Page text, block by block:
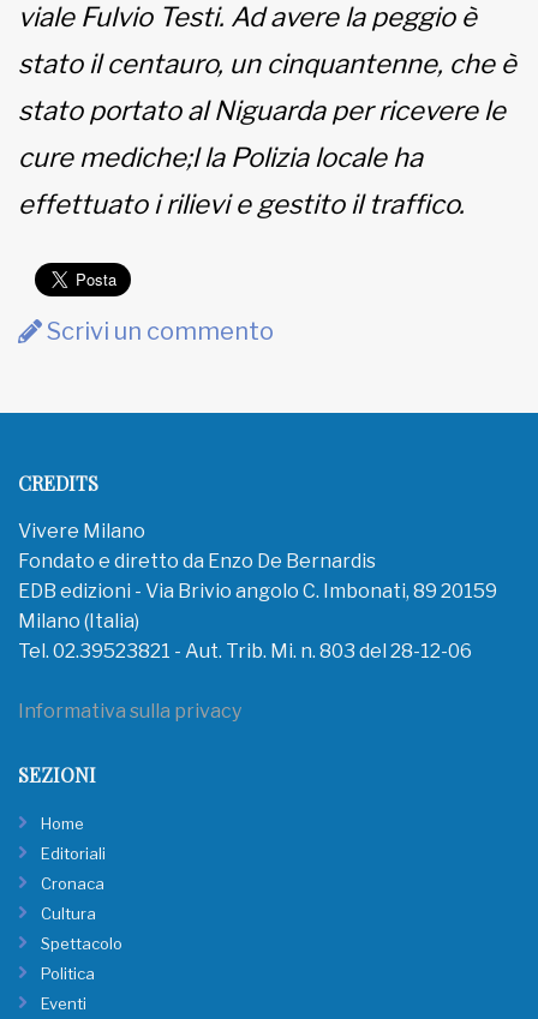
Inviateci le vostre segnalazioni
www.viveremilano.info
Bernardis
Imbonati, 89 20159 Milano (Italia)
Informativa sulla privacy
viale Fulvio Testi. Ad avere la peggio è
stato il centauro, un cinquantenne, che è
stato portato al Niguarda per ricevere le
cure mediche;l la Polizia locale ha
effettuato i rilievi e gestito il traffico.
Scrivi un commento
CREDITS
Vivere Milano
Fondato e diretto da Enzo De Bernardis
EDB edizioni - Via Brivio angolo C. Imbonati, 89 20159
Milano (Italia)
Tel. 02.39523821 - Aut. Trib. Mi. n. 803 del 28-12-06
Informativa sulla privacy
SEZIONI
Home
Editoriali
Cronaca
Cultura
Spettacolo
Politica
Eventi